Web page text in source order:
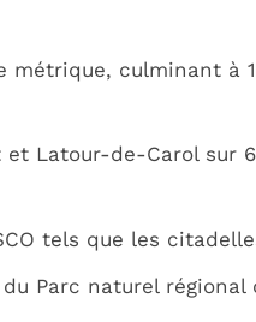
métrique, culminant à
Latour-de-Carol sur
tels que les
Parc naturel régional